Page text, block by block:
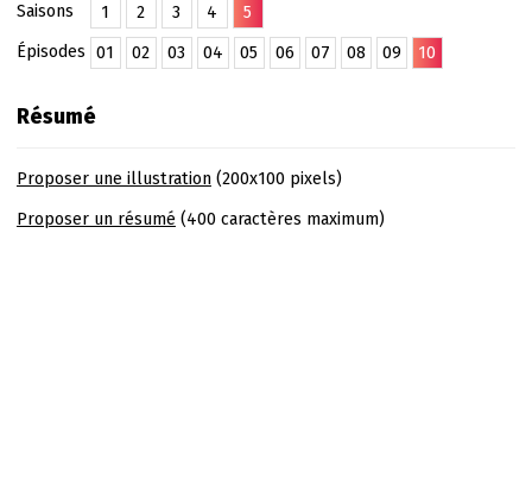
Saisons
1 2 3 4
5
Épisodes
01 02 03 04 05 06 07 08 09 10
Résumé
Proposer une illustration(200x100 pixels)
Proposer un résumé (400 caractères maximum)